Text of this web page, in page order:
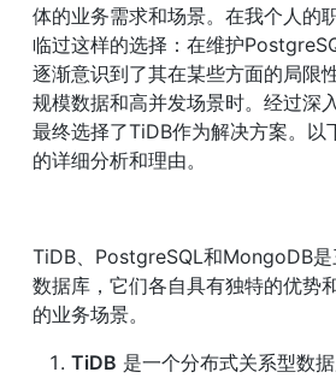
体的业务需求和场景。在我个人的
临过这样的选择：在维护
逐渐意识到了其在某些方面的局限
规模数据和高并发场景时。经过深
最终选择了TiDB作为解决方案。以
的详细分析和理由。
TiDB、PostgreSQL和MongoDB
数据库，它们各自具有独特的优势
的业务场景。
TiDB 是一个分布式关系型数